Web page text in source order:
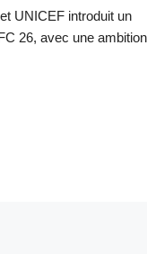
UNICEF introduit un
26, avec une ambition